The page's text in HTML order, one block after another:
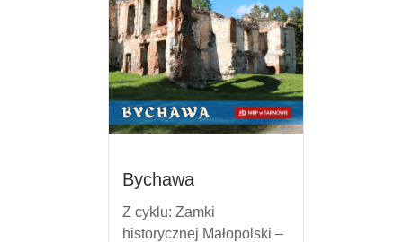
Bychawa
Z cyklu: Zamki
historycznej Małopolski –